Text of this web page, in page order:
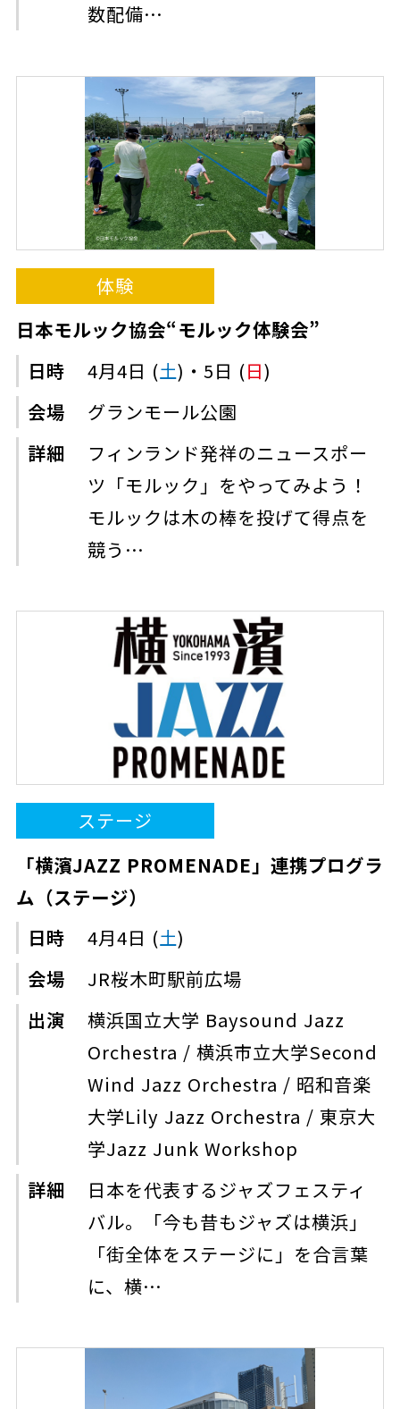
数配備…
体験
日本モルック協会“モルック体験会”
日時 4月4日 (土)・5日 (日)
会場
グランモール公園
詳細
フィンランド発祥のニュースポー
ツ「モルック」をやってみよう！
モルックは木の棒を投げて得点を
競う…
ステージ
「横濱JAZZ PROMENADE」連携プログラ
ム（ステージ）
日時 4月4日 (土)
会場
JR桜木町駅前広場
出演
横浜国立大学 Baysound Jazz
Orchestra / 横浜市立大学Second
Wind Jazz Orchestra / 昭和音楽
大学Lily Jazz Orchestra / 東京大
学Jazz Junk Workshop
詳細
日本を代表するジャズフェスティ
バル。「今も昔もジャズは横浜」
「街全体をステージに」を合言葉
に、横…